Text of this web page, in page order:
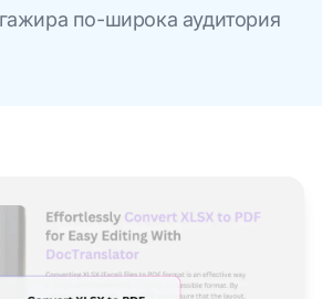
по-широка аудитория